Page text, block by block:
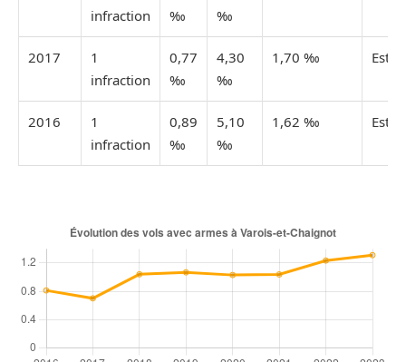
infraction
‰
‰
2017
1
infraction
0,77
‰
4,30
‰
1,70 ‰
2016
1
infraction
0,89
‰
5,10
‰
1,62 ‰